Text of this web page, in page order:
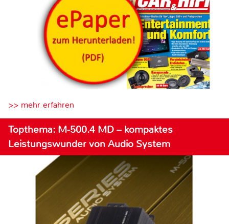
>> mehr erfahren
Topthema: M-500.4 MD – kompaktes
Leistungswunder von Audio System